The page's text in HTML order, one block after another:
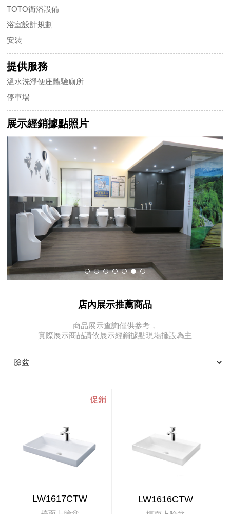
TOTO衛浴設備
浴室設計規劃
安裝
提供服務
溫水洗淨便座體驗廁所
停車場
展示經銷據點照片
店內展示推薦商品
商品展示查詢僅供參考，
實際展示商品請依展示經銷據點現場擺設為主
LW1617CTW LW1616CTW